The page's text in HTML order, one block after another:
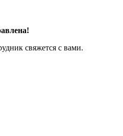
свяжется с вами.